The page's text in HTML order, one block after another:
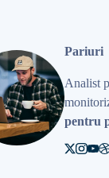
Pariuri
Analist
pentru